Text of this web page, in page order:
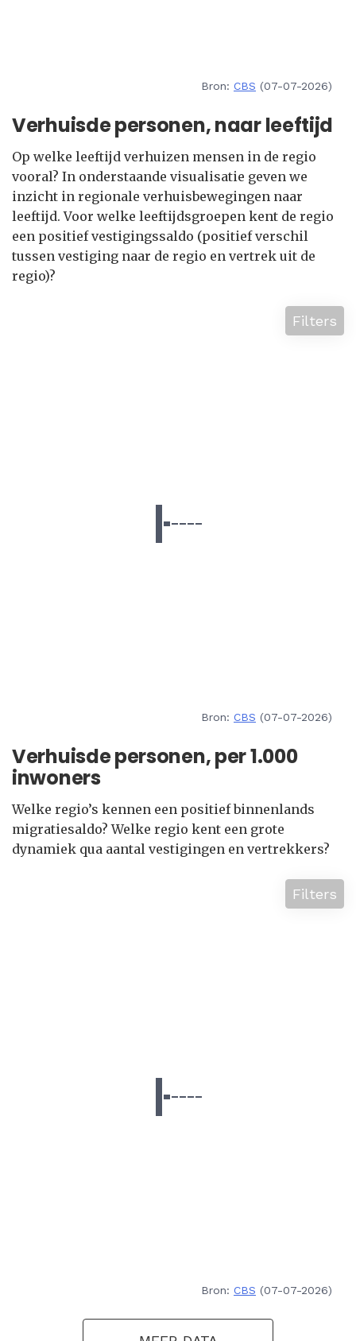
Bron: CBS (07-07-2026)
Verhuisde personen, naar leeftijd
Op welke leeftijd verhuizen mensen in de regio
vooral? In onderstaande visualisatie geven we
inzicht in regionale verhuisbewegingen naar
leeftijd. Voor welke leeftijdsgroepen kent de regio
een positief vestigingssaldo (positief verschil
tussen vestiging naar de regio en vertrek uit de
regio)?
Filters
Bron: CBS (07-07-2026)
Verhuisde personen, per 1.000
inwoners
Welke regio’s kennen een positief binnenlands
migratiesaldo? Welke regio kent een grote
dynamiek qua aantal vestigingen en vertrekkers?
Filters
Bron: CBS (07-07-2026)